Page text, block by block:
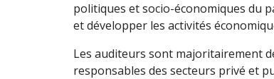
politiques et socio-économiques du
et développer les activités
Les auditeurs sont majoritairement
responsables des secteurs privé et